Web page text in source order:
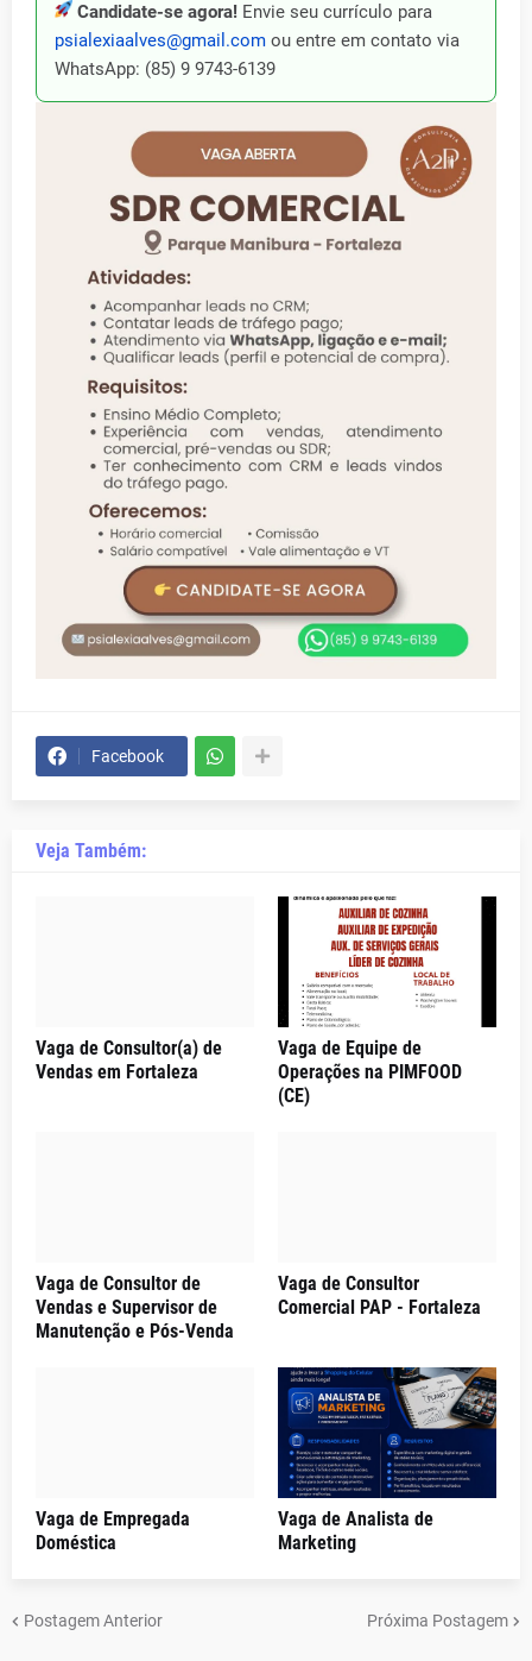
Candidate-se agora! Envie seu currículo para
psialexiaalves@gmail.com ou entre em contato via
WhatsApp: (85) 9 9743-6139
Facebook
Veja Também:
Vaga de Consultor(a) de
Vendas em Fortaleza
Vaga de Equipe de
Operações na PIMFOOD
(CE)
Vaga de Consultor de
Vendas e Supervisor de
Manutenção e Pós-Venda
Vaga de Consultor
Comercial PAP - Fortaleza
Vaga de Empregada
Doméstica
Vaga de Analista de
Marketing
Postagem Anterior Próxima Postagem